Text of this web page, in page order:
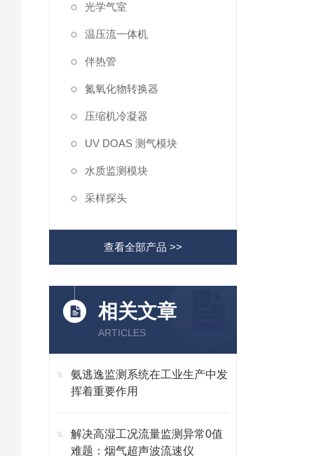
光学气室
温压流一体机
伴热管
氮氧化物转换器
压缩机冷凝器
UV DOAS 测气模块
水质监测模块
采样探头
查看全部产品 >>
相关文章
ARTICLES
氨逃逸监测系统在工业生产中发
挥着重要作用
解决高湿工况流量监测异常0值
难题：烟气超声波流速仪